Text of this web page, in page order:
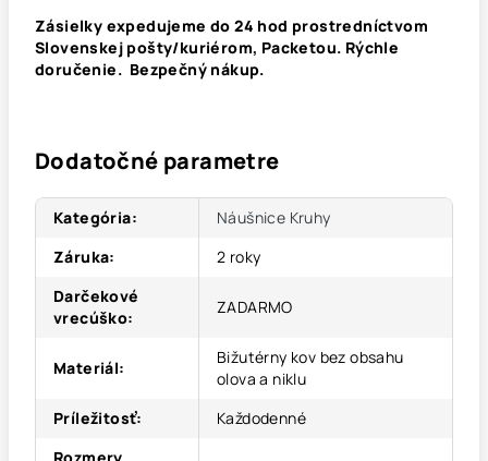
Zásielky expedujeme do 24 hod prostredníctvom
Slovenskej pošty/kuriérom, Packetou. Rýchle
doručenie. Bezpečný nákup.
Dodatočné parametre
Kategória:
Náušnice Kruhy
Záruka:
2 roky
Darčekové
vrecúško:
ZADARMO
Materiál:
Bižutérny kov bez obsahu
olova a niklu
Príležitosť:
Každodenné